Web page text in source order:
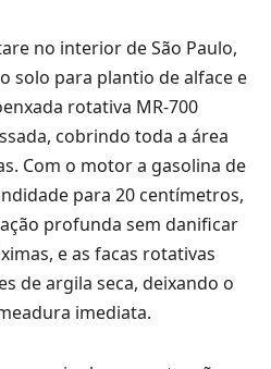
no interior de São Paulo,
solo para plantio de alface e
rotativa MR-700
cobrindo toda a área
Com o motor a gasolina de
para 20 centímetros,
profunda sem danificar
e as facas rotativas
de argila seca, deixando o
imediata.